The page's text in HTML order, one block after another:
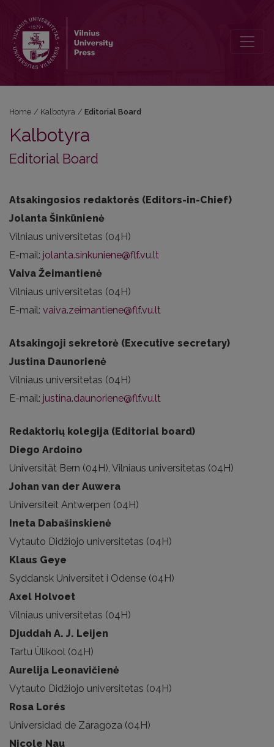
Home / Kalbotyra / Editorial Board
Kalbotyra
Editorial Board
Atsakingosios redaktorės (Editors-in-Chief)
Jolanta Šinkūnienė
Vilniaus universitetas (04H)
E-mail: jolanta.sinkuniene@flf.vu.lt
Vaiva Žeimantienė
Vilniaus universitetas (04H)
E-mail: vaiva.zeimantiene@flf.vu.lt
Atsakingoji sekretorė (Executive secretary)
Justina Daunorienė
Vilniaus universitetas (04H)
E-mail: justina.daunoriene@flf.vu.lt
Redaktorių kolegija (Editorial board)
Diego Ardoino
Universität Bern (04H), Vilniaus universitetas (04H)
Johan van der Auwera
Universiteit Antwerpen (04H)
Ineta Dabašinskienė
Vytauto Didžiojo universitetas (04H)
Klaus Geye
Syddansk Universitet i Odense (04H)
Axel Holvoet
Vilniaus universitetas (04H)
Djuddah A. J. Leijen
Tartu Ülikool (04H)
Aurelija Leonavičienė
Vytauto Didžiojo universitetas (04H)
Rosa Lorés
Universidad de Zaragoza (04H)
Nicole Nau